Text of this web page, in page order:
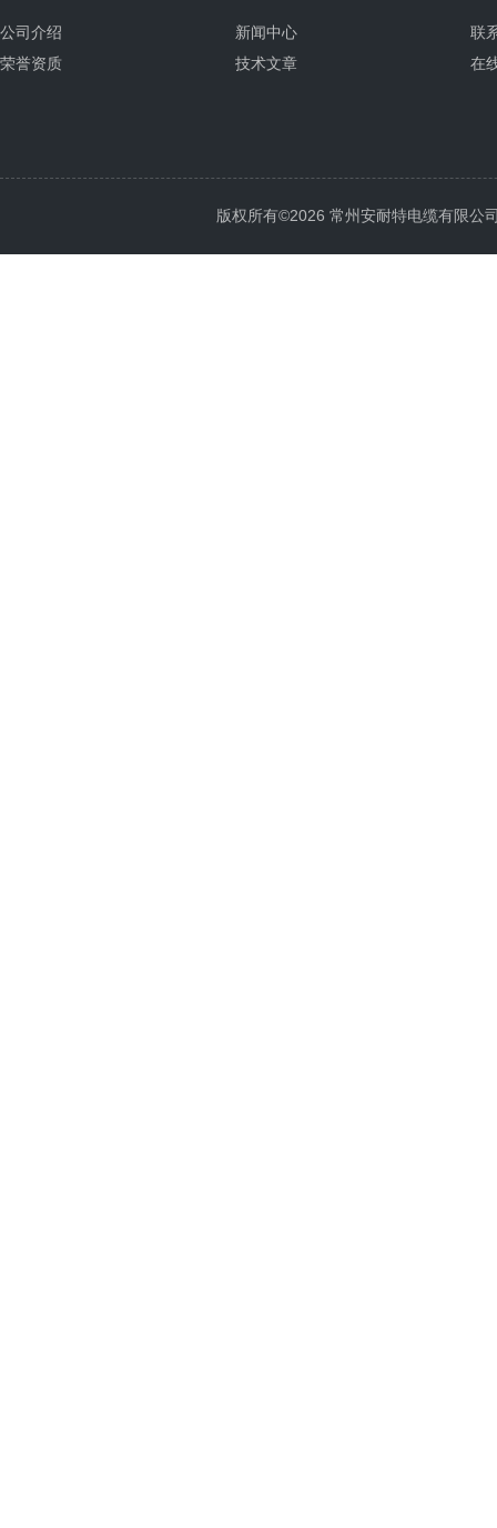
公司介绍
荣誉资质
新闻中心
技术文章
联
在
版权所有©2026 常州安耐特电缆有限